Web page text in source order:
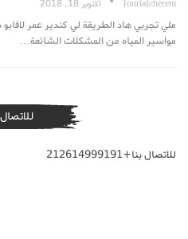
TouriaIcherem أكتوبر 18, 2018
ملي تجربي هاد الطريقة لي كندير عمر
مواسير المياه من المشكلات الشائعة…
للاتصال بنا+212614999191